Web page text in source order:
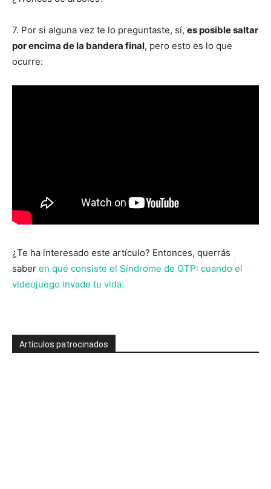
7. Por si alguna vez te lo preguntaste, sí, es posible saltar
por encima de la bandera final, pero esto es lo que
ocurre:
¿Te ha interesado este artículo? Entonces, querrás
saber en qué consiste el Síndrome de GTP: cuando el
videojuego invade tu vida.
Artículos patrocinados